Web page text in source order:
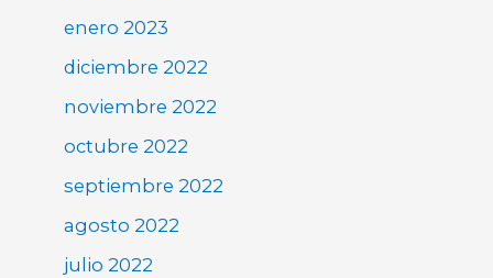
enero 2023
diciembre 2022
noviembre 2022
octubre 2022
septiembre 2022
agosto 2022
julio 2022